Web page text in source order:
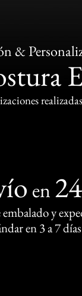
&
en
y
en 3 a 7